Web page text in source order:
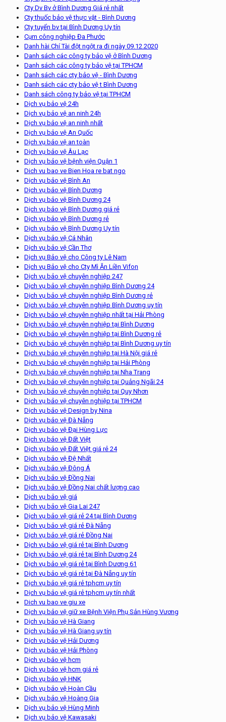
Cty Dv Bv ở Bình Dương Giá rẻ nhất
Cty thuốc bảo vệ thực vật - Bình Dương
Cty tuyển bv tại Bình Dương Uy tín
Cụm công nghiệp Đa Phước
Danh hài Chí Tài đột ngột ra đi ngày 09.12.2020
Danh sách các công ty bảo vệ ở Bình Dương
Danh sách các công ty bảo vệ tại TPHCM
Danh sách các cty bảo vệ - Bình Dương
Danh sách các cty bảo vệ t Bình Dương
Danh sách công ty bảo vệ tại TPHCM
Dịch vụ bảo vệ 24h
Dịch vụ bảo vệ an ninh 24h
Dịch vụ bảo vệ an ninh nhất
Dịch vụ bảo vệ An Quốc
Dịch vụ bảo vệ an toàn
Dịch vụ bảo vệ Âu Lạc
Dịch vụ bảo vệ bệnh viện Quận 1
Dich vu bao ve Bien Hoa re bat ngo
Dịch vụ bảo vệ Bình An
Dịch vụ bảo vệ Bình Dương
Dịch vụ bảo vệ Bình Dương 24
Dịch vụ bảo vệ Bình Dương giá rẻ
Dịch vụ bảo vệ Bình Dương rẻ
Dịch vụ bảo vệ Bình Dương Uy tín
Dịch vụ bảo vệ Cá Nhân
Dịch vụ bảo vệ Cần Thơ
Dịch vụ Bảo vệ cho Công ty Lê Nam
Dịch vụ Bảo vệ cho Cty Mì Ăn Liền Vifon
Dịch vụ bảo vệ chuyên nghiệp 247
Dịch vụ bảo vệ chuyên nghiệp Bình Dương 24
Dịch vụ bảo vệ chuyên nghiệp Bình Dương rẻ
Dịch vụ bảo vệ chuyên nghiệp Bình Dương uy tín
Dịch vụ bảo vệ chuyên nghiệp nhất tại Hải Phòng
Dịch vụ bảo vệ chuyên nghiệp tại Bình Dương
Dịch vụ bảo vệ chuyên nghiệp tại Bình Dương rẻ
Dịch vụ bảo vệ chuyên nghiệp tại Bình Dương uy tín
Dịch vụ bảo vệ chuyên nghiệp tại Hà Nội giá rẻ
Dịch vụ bảo vệ chuyên nghiệp tại Hải Phòng
Dịch vụ bảo vệ chuyên nghiệp tại Nha Trang
Dịch vụ bảo vệ chuyên nghiệp tại Quảng Ngãi 24
Dịch vụ bảo vệ chuyên nghiệp tại Quy Nhơn
Dịch vụ bảo vệ chuyên nghiệp tại TPHCM
Dịch vụ bảo vệ Design by Nina
Dịch vụ bảo vệ Đà Nẵng
Dịch vụ bảo vệ Đại Hùng Lực
Dịch vụ bảo vệ Đất Việt
Dịch vụ bảo vệ Đất Việt giá rẻ 24
Dịch vụ bảo vệ Đệ Nhất
Dịch vụ bảo vệ Đông Á
Dịch vụ bảo vệ Đồng Nai
Dịch vụ bảo vệ Đồng Nai chất lượng cao
Dịch vụ bảo vệ giá
Dịch vụ bảo vệ Gia Lai 247
Dịch vụ bảo vệ giá rẻ 24 tại Bình Dương
Dịch vụ bảo vệ giá rẻ Đà Nẵng
Dịch vụ bảo vệ giá rẻ Đồng Nai
Dịch vụ bảo vệ giá rẻ tại Bình Dương
Dịch vụ bảo vệ giá rẻ tại Bình Dương 24
Dịch vụ bảo vệ giá rẻ tại Bình Dương 61
Dịch vụ bảo vệ giá rẻ tại Đà Nẵng uy tín
Dịch vụ bảo vệ giá rẻ tphcm uy tín
Dịch vụ bảo vệ giá rẻ tphcm uy tín nhất
Dich vu bao ve giu xe
Dịch vụ bảo vệ giữ xe Bệnh Viện Phụ Sản Hùng Vương
Dịch vụ bảo vệ Hà Giang
Dịch vụ bảo vệ Hà Giang uy tín
Dịch vụ bảo vệ Hải Dương
Dịch vụ bảo vệ Hải Phòng
Dịch vụ bảo vệ hcm
Dịch vụ bảo vệ hcm giá rẻ
Dịch vụ bảo vệ HNK
Dịch vụ bảo vệ Hoàn Cầu
Dịch vụ bảo vệ Hoàng Gia
Dịch vụ bảo vệ Hùng Minh
Dịch vụ bảo vệ Kawasaki